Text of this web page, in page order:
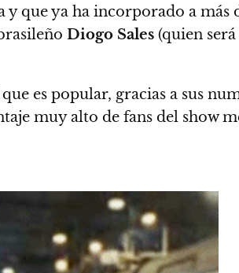
y que ya ha incorporado a más
Diogo Sales (quien
es popular, gracias a sus
muy alto de fans del show